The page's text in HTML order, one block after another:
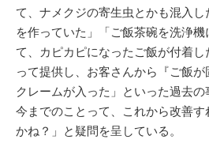
て、ナメクジの寄生虫とかも混入
を作っていた」「ご飯茶碗を洗浄機
て、カピカピになったご飯が付着
って提供し、お客さんから『ご飯
クレームが入った」といった過去の
今までのことって、これから改善
かね？」と疑問を呈している。